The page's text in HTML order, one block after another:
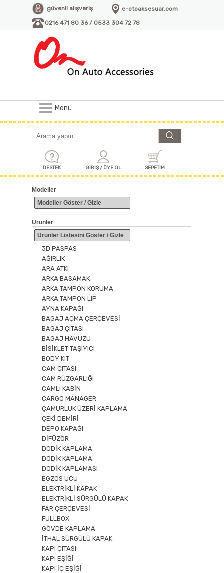
güvenli alışveriş
e-otoaksesuar.com
0216 471 80 36 / 0533 304 72 78
Menü
DESTEK GİRİŞ / ÜYE OL SEPETİM
Modeller
Modeller Göster / Gizle
Ürünler
Ürünler Listesini Göster / Gizle
3D PASPAS
AĞIRLIK
ARA ATKI
ARKA BASAMAK
ARKA TAMPON KORUMA
ARKA TAMPON LIP
AYNA KAPAĞI
BAGAJ AÇMA ÇERÇEVESİ
BAGAJ ÇITASI
BAGAJ HAVUZU
BİSİKLET TAŞIYICI
BODY KIT
CAM ÇITASI
CAM RÜZGARLIĞI
CAMLI KABİN
CARGO MANAGER
ÇAMURLUK ÜZERİ KAPLAMA
ÇEKİ DEMİRİ
DEPO KAPAĞI
DİFÜZÖR
DODİK KAPLAMA
DODİK KAPLAMA
DODİK KAPLAMASI
EGZOS UCU
ELEKTRİKLİ KAPAK
ELEKTRİKLİ SÜRGÜLÜ KAPAK
FAR ÇERÇEVESİ
FULLBOX
GÖVDE KAPLAMA
İTHAL SÜRGÜLÜ KAPAK
KAPI ÇITASI
KAPI EŞİĞİ
KAPI İÇ EŞİĞİ